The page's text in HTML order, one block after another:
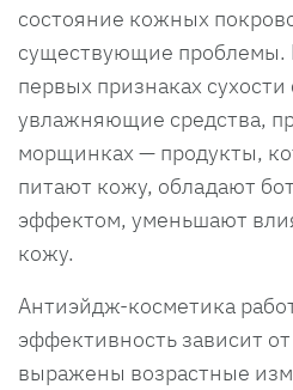
состояние кожных
существующие проблемы.
первых признаках
увлажняющие средства,
морщинках — продукты,
питают кожу, обладают
эффектом, уменьшают
кожу.
Антиэйдж-косметика
эффективность зависит
выражены возрастные